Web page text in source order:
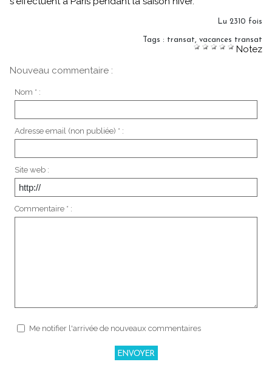
Lu 2310 fois
Tags : transat, vacances transat
Notez
Nouveau commentaire :
Nom * :
Adresse email (non publiée) * :
Site web :
Commentaire * :
Me notifier l'arrivée de nouveaux commentaires